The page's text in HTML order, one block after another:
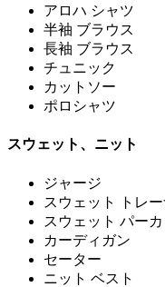
アロハ シャツ
半袖 ブラウス
長袖 ブラウス
チュニック
カットソー
ポロシャツ
スウェット、ニット
ジャージ
スウェット トレ
スウェット パーカ
カーディガン
セーター
ニット ベスト